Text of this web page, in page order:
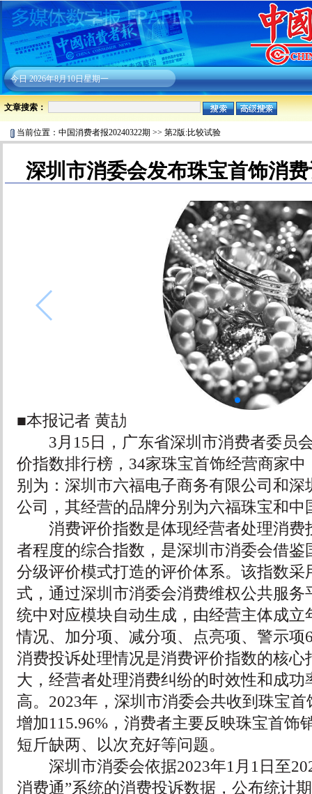
今日2026年8月10日星期一
文章搜索：
当前位置： 中国消费者报20240322期 >> 第2版:比较试验
深圳市消委会发布珠宝首饰消
■本报记者 黄劼
3月15日，广东省深圳市消费者委员
价指数排行榜，34家珠宝首饰经营商家
别为：深圳市六福电子商务有限公司和深
公司，其经营的品牌分别为六福珠宝和中
消费评价指数是体现经营者处理消费
者程度的综合指数，是深圳市消委会借鉴
分级评价模式打造的评价体系。该指数采
式，通过深圳市消委会消费维权公共服务
统中对应模块自动生成，由经营主体成立
情况、加分项、减分项、点亮项、警示项
消费投诉处理情况是消费评价指数的核心
大，经营者处理消费纠纷的时效性和成功
高。2023年，深圳市消委会共收到珠宝
增加115.96%，消费者主要反映珠宝首饰
短斤缺两、以次充好等问题。
深圳市消委会依据2023年1月1日至
消费通”系统的消费投诉数据，公布统计